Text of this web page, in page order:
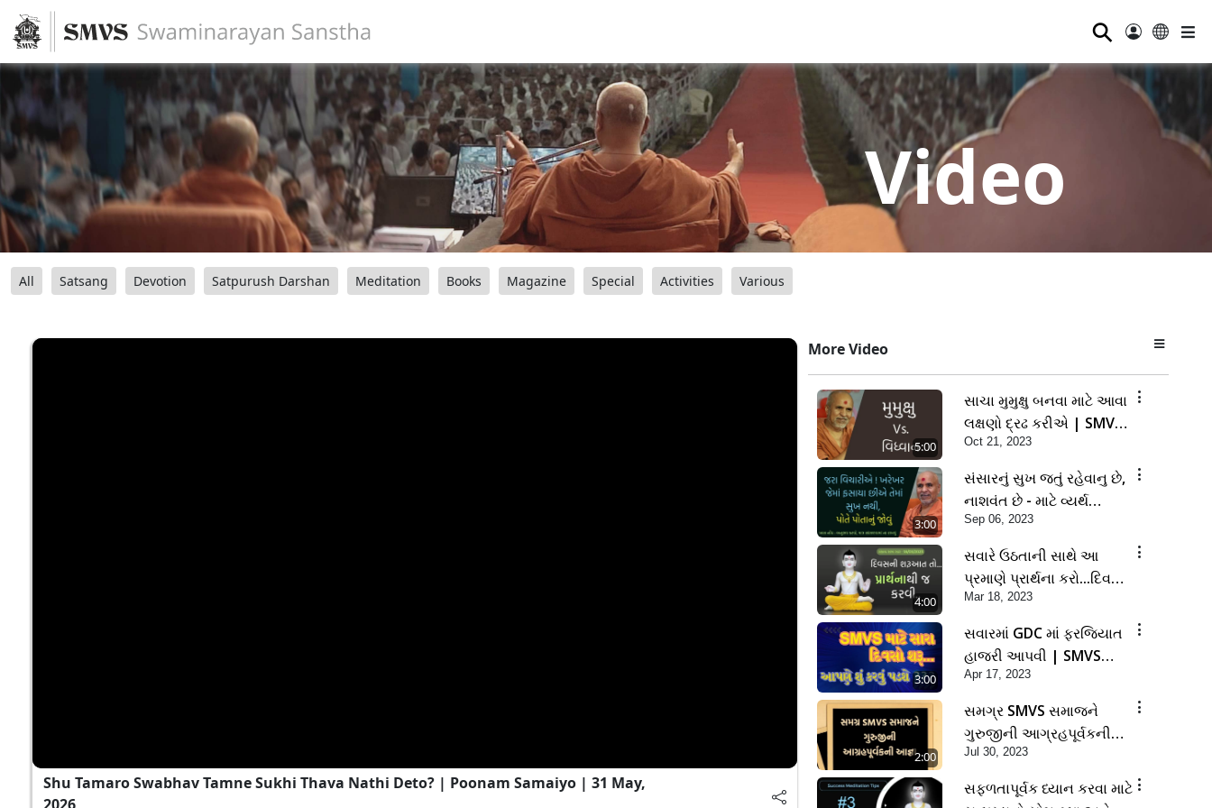
⚲
Video
All Satsang Devotion Satpurush Darshan Meditation Books Magazine Special Activities Various
Shu Tamaro Swabhav Tamne Sukhi Thava Nathi Deto? | Poonam Samaiyo | 31 May,
More Video
5:00
સાચા મુમુક્ષુ બનવા માટે આવા
લક્ષણો દ્રઢ કરીએ | SMVS
Spiritual Journey
Oct 21, 2023
3:00
સંસારનું સુખ જતું રહેવાનુ છે,
નાશવંત છે - માટે વ્યર્થ
પ્રયત્ન ન કરીએ | SMVS
Spiritual Journey
Sep 06, 2023
4:00
સવારે ઉઠતાની સાથે આ
પ્રમાણે પ્રાર્થના કરો...દિવસ
મંગળમય જશે.. | Sankalp
Sabha Saar 18/03/2023
Mar 18, 2023
3:00
સવારમાં GDC માં ફરજિયાત
હાજરી આપવી | SMVS
Spiritual Journey |
@smvs @smvskatha
Apr 17, 2023
2:00
સમગ્ર SMVS સમાજને
ગુરુજીની આગ્રહપૂર્વકની
આજ્ઞા | SMVS Spiritual
Jul 30, 2023
સફળતાપૂર્વક ધ્યાન કરવા માટે